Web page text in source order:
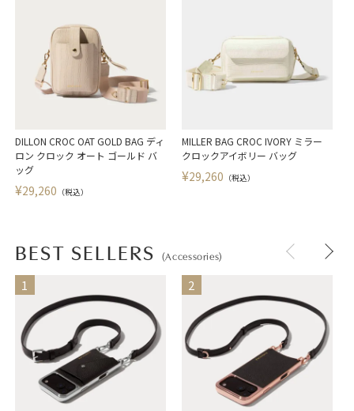
DILLON CROC OAT GOLD BAG ディ
ロン クロック オート ゴールド バ
ッグ
¥29,260 （税込）
MILLER BAG CROC IVORY ミラー
クロックアイボリー バッグ
¥29,260 （税込）
BEST SELLERS (Accessories)